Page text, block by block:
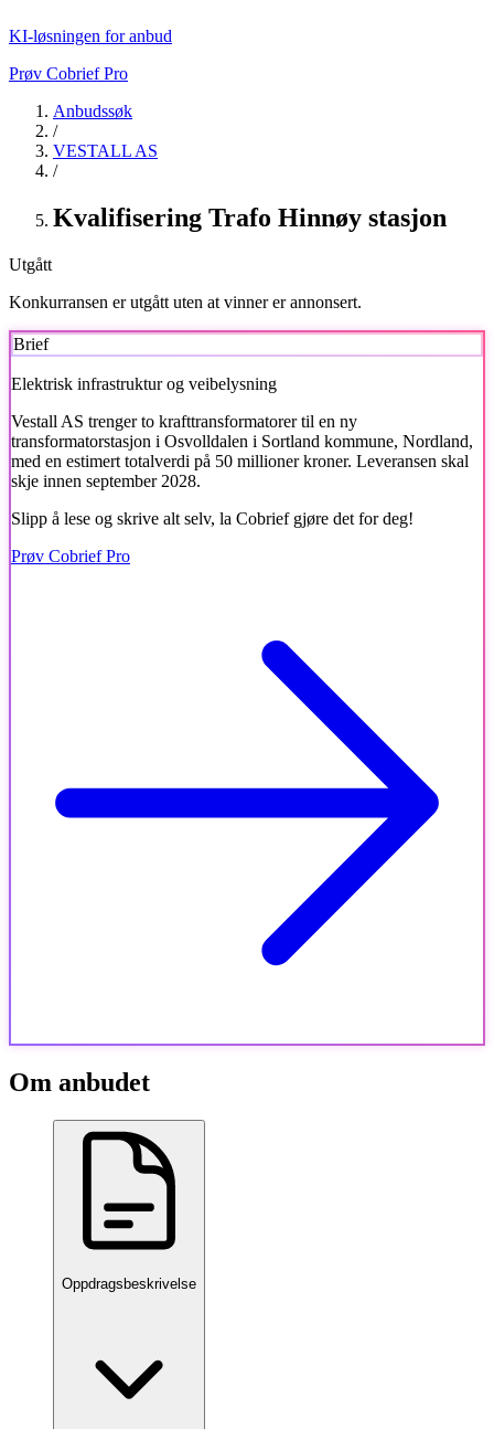
KI-løsningen for anbud
Prøv Cobrief Pro
Anbudssøk
/
VESTALL AS
/
Kvalifisering Trafo Hinnøy stasjon
Utgått
Konkurransen er utgått uten at vinner er annonsert.
Brief
Elektrisk infrastruktur og veibelysning
Vestall AS trenger to krafttransformatorer til en ny
transformatorstasjon i Osvolldalen i Sortland kommune, Nordland,
med en estimert totalverdi på 50 millioner kroner. Leveransen skal
skje innen september 2028.
Slipp å lese og skrive alt selv, la Cobrief gjøre det for deg!
Prøv Cobrief Pro
Om anbudet
Oppdragsbeskrivelse